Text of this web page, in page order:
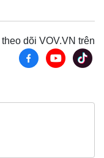
dõi VOV.VN trên